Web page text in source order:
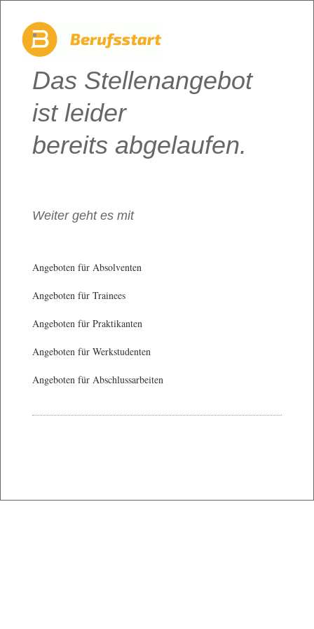
Das Stellenangebot
ist leider
bereits abgelaufen.
Weiter geht es mit
Angeboten für Absolventen
Angeboten für Trainees
Angeboten für Praktikanten
Angeboten für Werkstudenten
Angeboten für Abschlussarbeiten